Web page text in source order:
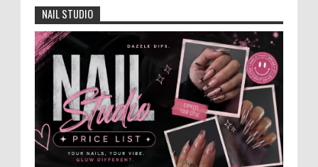
Kabupaten Jember 2026-2031
Jajaran Dewan Pengurus DPC Kabupaten
Jember 2025-2031, saat foto bersama
usai acara pelantikan di Gedung Jember Nusantara,
Selasa 28 Juli 2...
Dukung Pariwisata Polres Magetan Turut
Ambil Bagian Trail Run Ring of Lawu 2026
Istimewa MEMOPOS.co.id, Magetan -!
NAIL STUDIO